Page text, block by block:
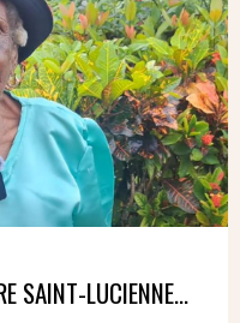
SAINT-LUCIENNE...